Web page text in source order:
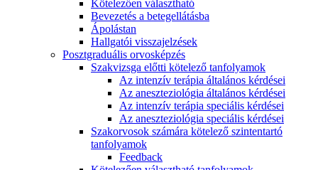
Kötelezően választható
Bevezetés a betegellátásba
Ápolástan
Hallgatói visszajelzések
Posztgraduális orvosképzés
Szakvizsga előtti kötelező tanfolyamok
Az intenzív terápia általános kérdései
Az aneszteziológia általános kérdései
Az intenzív terápia speciális kérdései
Az aneszteziológia speciális kérdései
Szakorvosok számára kötelező szintentartó
tanfolyamok
Feedback